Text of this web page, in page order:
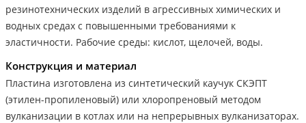
резинотехнических изделий в агрессивных химических и
водных средах с повышенными требованиями к
эластичности. Рабочие среды: кислот, щелочей, воды.
Конструкция и материал
Пластина изготовлена из синтетический каучук СКЭПТ
(этилен-пропиленовый) или хлоропреновый методом
вулканизации в котлах или на непрерывных вулканизаторах.